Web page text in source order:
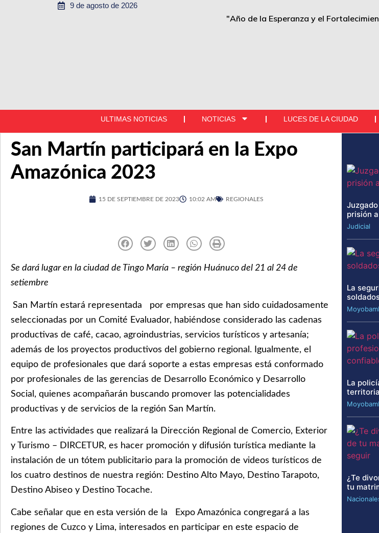
9 de agosto de 2026
"Año de la Esperanza y el
ULTIMAS NOTICIAS NOTICIAS LUCES DE LA CIUDAD
San Martín participará en la Expo
Amazónica 2023
15 DE SEPTIEMBRE DE 2023 10:02 AM REGIONALES
Se dará lugar en la ciudad de Tingo María – región Huánuco del 21 al 24 de
setiembre
San Martín estará representada por empresas que han sido cuidadosamente
seleccionadas por un Comité Evaluador, habiéndose considerado las cadenas
productivas de café, cacao, agroindustrias, servicios turísticos y artesanía;
además de los proyectos productivos del gobierno regional. Igualmente, el
equipo de profesionales que dará soporte a estas empresas está conformado
por profesionales de las gerencias de Desarrollo Económico y Desarrollo
Social, quienes acompañarán buscando promover las potencialidades
productivas y de servicios de la región San Martín.
Entre las actividades que realizará la Dirección Regional de Comercio, Exterior
y Turismo – DIRCETUR, es hacer promoción y difusión turística mediante la
instalación de un tótem publicitario para la promoción de videos turísticos de
los cuatro destinos de nuestra región: Destino Alto Mayo, Destino Tarapoto,
Destino Abiseo y Destino Tocache.
Cabe señalar que en esta versión de la Expo Amazónica congregará a las
regiones de Cuzco y Lima, interesados en participar en este espacio de
prisión
Judicial
La
La
¿Te
tu